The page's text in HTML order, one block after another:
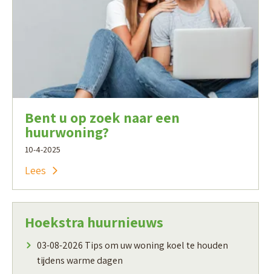
Bent u op zoek naar een
huurwoning?
10-4-2025
Lees
Hoekstra huurnieuws
03-08-2026 Tips om uw woning koel te houden
tijdens warme dagen